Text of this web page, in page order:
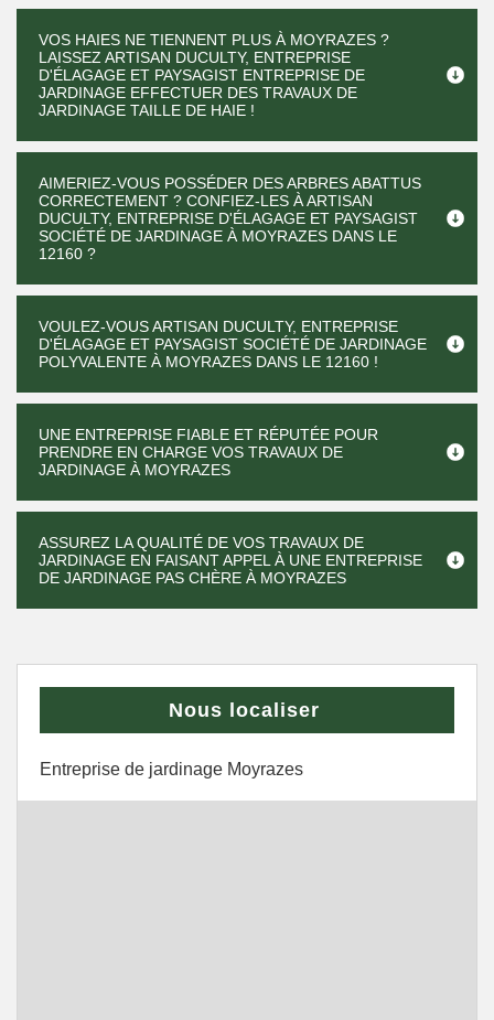
VOS HAIES NE TIENNENT PLUS À MOYRAZES ?
LAISSEZ ARTISAN DUCULTY, ENTREPRISE
D'ÉLAGAGE ET PAYSAGIST ENTREPRISE DE
JARDINAGE EFFECTUER DES TRAVAUX DE
JARDINAGE TAILLE DE HAIE !
AIMERIEZ-VOUS POSSÉDER DES ARBRES ABATTUS
CORRECTEMENT ? CONFIEZ-LES À ARTISAN
DUCULTY, ENTREPRISE D'ÉLAGAGE ET PAYSAGIST
SOCIÉTÉ DE JARDINAGE À MOYRAZES DANS LE
12160 ?
VOULEZ-VOUS ARTISAN DUCULTY, ENTREPRISE
D'ÉLAGAGE ET PAYSAGIST SOCIÉTÉ DE JARDINAGE
POLYVALENTE À MOYRAZES DANS LE 12160 !
UNE ENTREPRISE FIABLE ET RÉPUTÉE POUR
PRENDRE EN CHARGE VOS TRAVAUX DE
JARDINAGE À MOYRAZES
ASSUREZ LA QUALITÉ DE VOS TRAVAUX DE
JARDINAGE EN FAISANT APPEL À UNE ENTREPRISE
DE JARDINAGE PAS CHÈRE À MOYRAZES
Nous localiser
Entreprise de jardinage Moyrazes